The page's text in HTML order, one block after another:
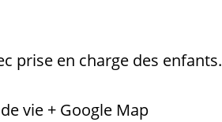
prise en charge des enfants.
vie + Google Map